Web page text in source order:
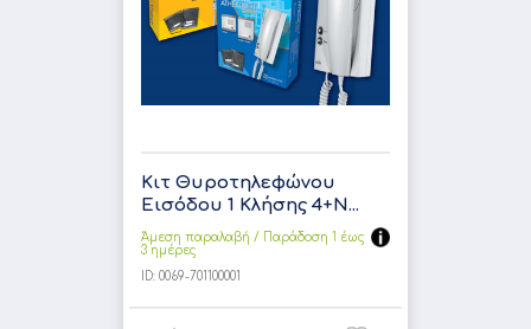
Κιτ Θυροτηλεφώνου
Εισόδου 1 Κλήσης 4+Ν...
Άμεση παραλαβή / Παράδoση 1 έως
3 ημέρες
ID: 0069-701100001